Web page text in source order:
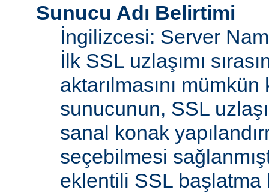
Sunucu Adı Belirtimi
İngilizcesi: Server
İlk SSL uzlaşımı
aktarılmasını
sunucunun, SSL
sanal konak
seçebilmesi
eklentili SSL